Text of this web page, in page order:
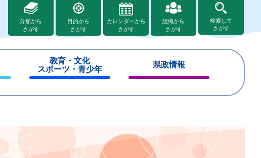
分類から
さがす
目的から
さがす
カレンダーから
さがす
組織から
さがす
検索して
さがす
教育・文化
スポーツ・青少年
じ
県政情報
じ